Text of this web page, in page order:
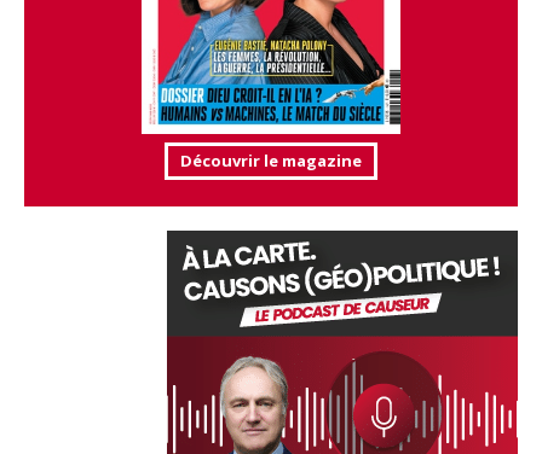
Découvrir le magazine